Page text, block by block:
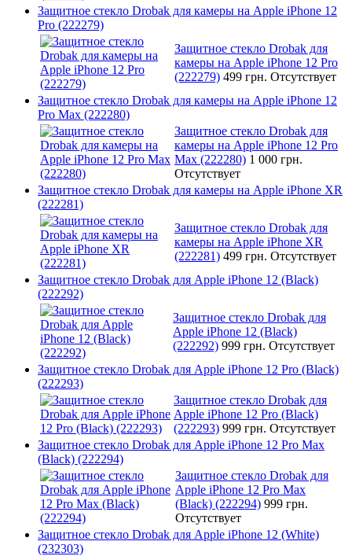
Защитное стекло Drobak для камеры на Apple iPhone 12
Pro (222279)
Защитное стекло Drobak для
камеры на Apple iPhone 12 Pro
(222279) 499 грн. Отсутствует
Защитное стекло Drobak для камеры на Apple iPhone 12
Pro Max (222280)
Защитное стекло Drobak для
камеры на Apple iPhone 12 Pro
Max (222280) 1 000 грн.
Отсутствует
Защитное стекло Drobak для камеры на Apple iPhone XR
(222281)
Защитное стекло Drobak для
камеры на Apple iPhone XR
(222281) 499 грн. Отсутствует
Защитное стекло Drobak для Apple iPhone 12 (Black)
(222292)
Защитное стекло Drobak для
Apple iPhone 12 (Black)
(222292) 999 грн. Отсутствует
Защитное стекло Drobak для Apple iPhone 12 Pro (Black)
(222293)
Защитное стекло Drobak для
Apple iPhone 12 Pro (Black)
(222293) 999 грн. Отсутствует
Защитное стекло Drobak для Apple iPhone 12 Pro Max
(Black) (222294)
Защитное стекло Drobak для
Apple iPhone 12 Pro Max
(Black) (222294) 999 грн.
Отсутствует
Защитное стекло Drobak для Apple iPhone 12 (White)
(232303)